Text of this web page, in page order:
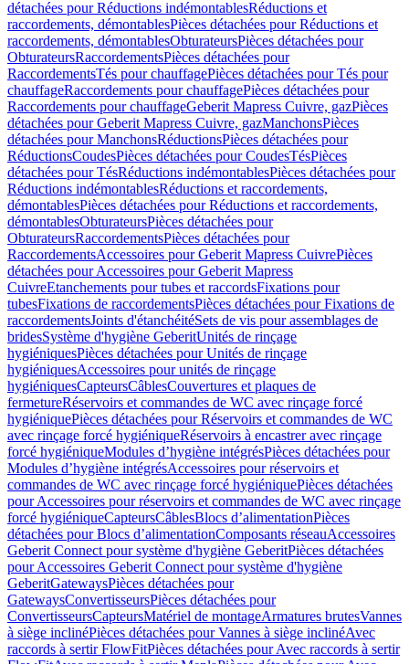
détachées pour Réductions indémontablesRéductions et
raccordements, démontablesPièces détachées pour Réductions et
raccordements, démontablesObturateursPièces détachées pour
ObturateursRaccordementsPièces détachées pour
RaccordementsTés pour chauffagePièces détachées pour Tés pour
chauffageRaccordements pour chauffagePièces détachées pour
Raccordements pour chauffageGeberit Mapress Cuivre, gazPièces
détachées pour Geberit Mapress Cuivre, gazManchonsPièces
détachées pour ManchonsRéductionsPièces détachées pour
RéductionsCoudesPièces détachées pour CoudesTésPièces
détachées pour TésRéductions indémontablesPièces détachées pour
Réductions indémontablesRéductions et raccordements,
démontablesPièces détachées pour Réductions et raccordements,
démontablesObturateursPièces détachées pour
ObturateursRaccordementsPièces détachées pour
RaccordementsAccessoires pour Geberit Mapress CuivrePièces
détachées pour Accessoires pour Geberit Mapress
CuivreEtanchements pour tubes et raccordsFixations pour
tubesFixations de raccordementsPièces détachées pour Fixations de
raccordementsJoints d'étanchéitéSets de vis pour assemblages de
bridesSystème d'hygiène GeberitUnités de rinçage
hygiéniquesPièces détachées pour Unités de rinçage
hygiéniquesAccessoires pour unités de rinçage
hygiéniquesCapteursCâblesCouvertures et plaques de
fermetureRéservoirs et commandes de WC avec rinçage forcé
hygiéniquePièces détachées pour Réservoirs et commandes de WC
avec rinçage forcé hygiéniqueRéservoirs à encastrer avec rinçage
forcé hygiéniqueModules d’hygiène intégrésPièces détachées pour
Modules d’hygiène intégrésAccessoires pour réservoirs et
commandes de WC avec rinçage forcé hygiéniquePièces détachées
pour Accessoires pour réservoirs et commandes de WC avec rinçage
forcé hygiéniqueCapteursCâblesBlocs d’alimentationPièces
détachées pour Blocs d’alimentationComposants réseauAccessoires
Geberit Connect pour système d'hygiène GeberitPièces détachées
pour Accessoires Geberit Connect pour système d'hygiène
GeberitGatewaysPièces détachées pour
GatewaysConvertisseursPièces détachées pour
ConvertisseursCapteursMatériel de montageArmatures brutesVannes
à siège inclinéPièces détachées pour Vannes à siège inclinéAvec
raccords à sertir FlowFitPièces détachées pour Avec raccords à sertir